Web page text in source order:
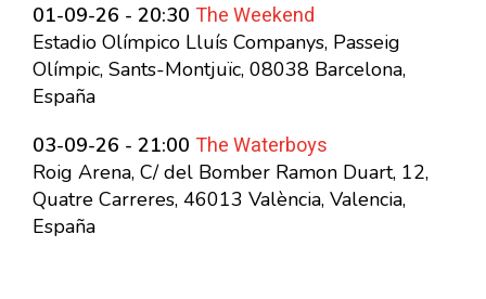
01-09-26 - 20:30 The Weekend
Estadio Olímpico Lluís Companys, Passeig
Olímpic, Sants-Montjuïc, 08038 Barcelona,
España
03-09-26 - 21:00 The Waterboys
Roig Arena, C/ del Bomber Ramon Duart, 12,
Quatre Carreres, 46013 València, Valencia,
España